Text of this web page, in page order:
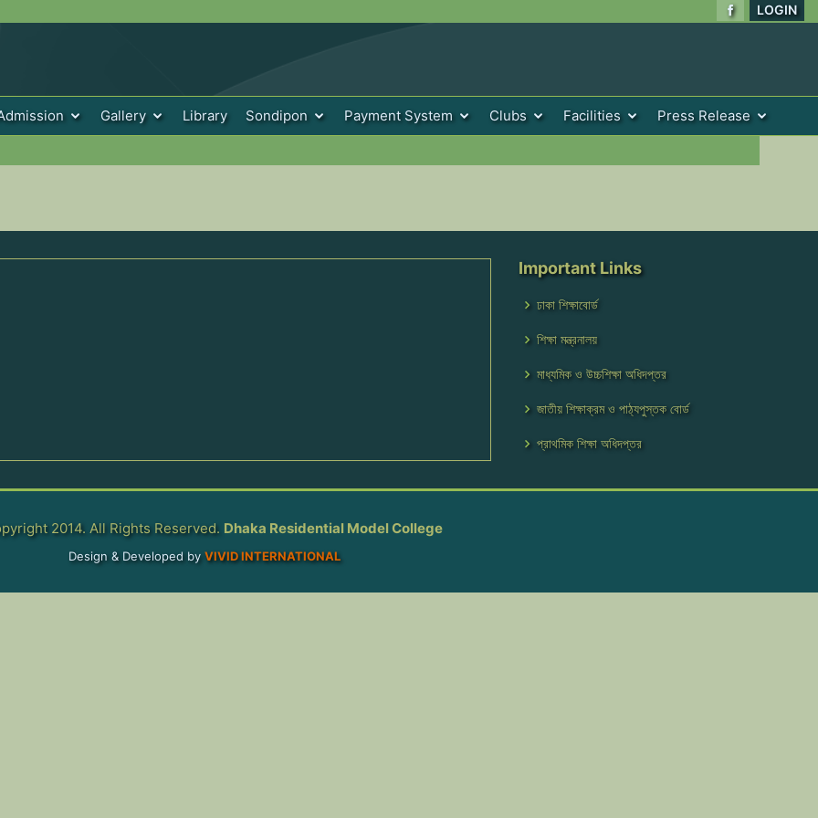
LOGIN
Gallery Library Sondipon Payment System Clubs Facilities Press Release
Important Links
ঢাকা শিক্ষাবোর্ড
শিক্ষা মন্ত্রনালয়
মাধ্যমিক ও উচ্চশিক্ষা অধিদপ্তর
জাতীয় শিক্ষাক্রম ও পাঠ্যপুস্তক বোর্ড
প্রাথমিক শিক্ষা অধিদপ্তর
2014. All Rights Reserved. Dhaka Residential Model College
Design & Developed by VIVID INTERNATIONAL